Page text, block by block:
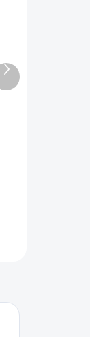
Ďalší
produkt